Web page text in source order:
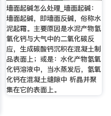
墙面起碱怎么处理_墙面起碱：
墙面起碱，即墙面反碱，俗称水
泥起霜。主要原因是水泥产物氢
氧化钙与大气中的二氧化碳反
应，生成碳酸钙沉积在混凝土制
品表面上；或是：水化产物氢氧
化钙溶液中，当水蒸发后，氢氧
化钙在混凝土缝隙中 析晶并聚
集在它的表面上。